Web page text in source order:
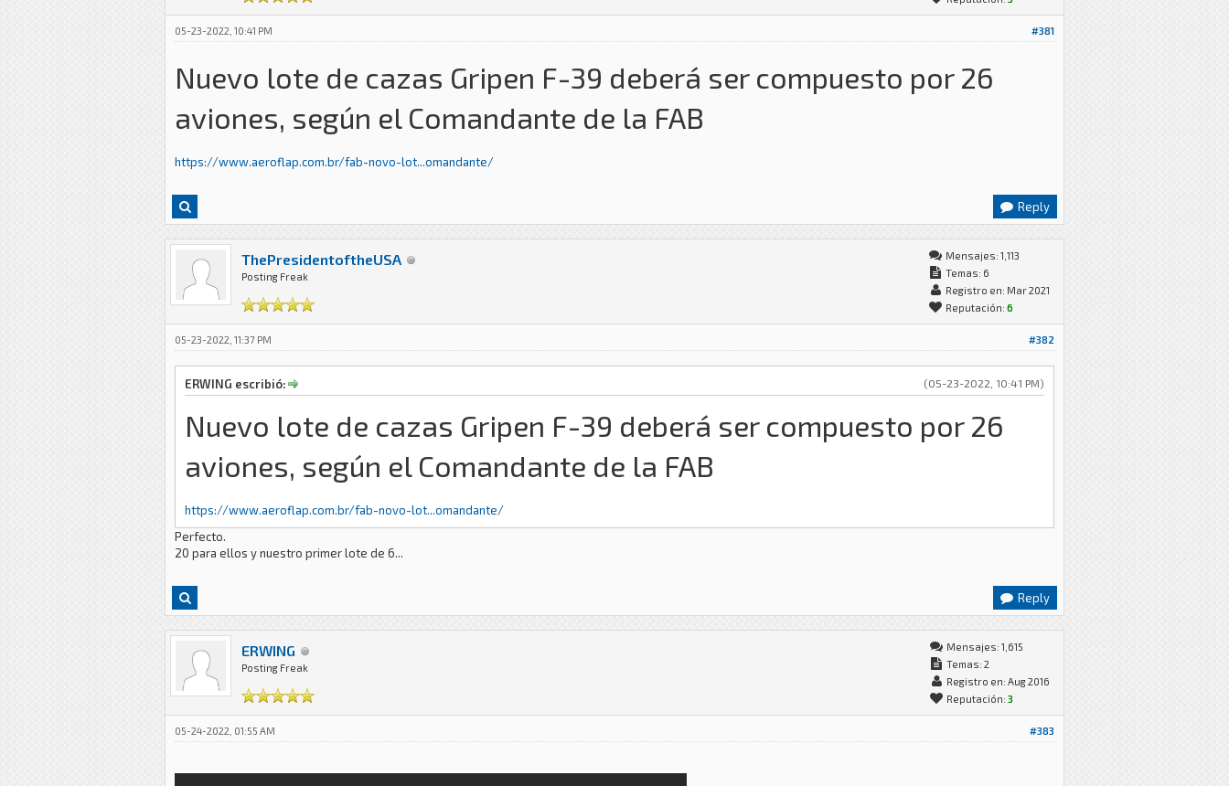
#381
05-23-2022, 10:41 PM
Nuevo lote de cazas Gripen F-39 deberá ser compuesto por 26
aviones, según el Comandante de la FAB
https://www.aeroflap.com.br/fab-novo-lot...omandante/
Reply
ThePresidentoftheUSA
Posting Freak
Mensajes: 1,113
Temas: 6
Registro en: Mar 2021
Reputación: 6
#382
05-23-2022, 11:37 PM
(05-23-2022, 10:41 PM)
ERWING escribió:
Nuevo lote de cazas Gripen F-39 deberá ser compuesto por 26
aviones, según el Comandante de la FAB
https://www.aeroflap.com.br/fab-novo-lot...omandante/
Perfecto.
20 para ellos y nuestro primer lote de 6...
Reply
ERWING
Posting Freak
Mensajes: 1,615
Temas: 2
Registro en: Aug 2016
Reputación: 3
#383
05-24-2022, 01:55 AM